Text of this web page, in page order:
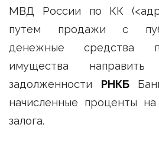
МВД России по КК
путем продажи с
денежные средства
имущества
задолженности РНКБ
начисленные проценты
залога.